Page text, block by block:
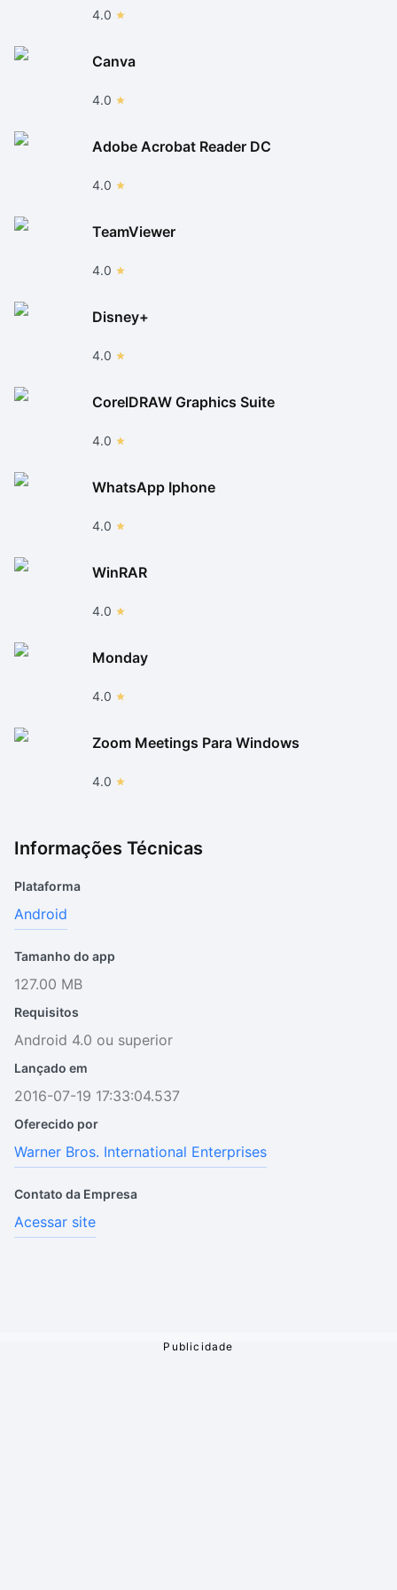
4.0
Canva
4.0
Adobe Acrobat Reader DC
4.0
TeamViewer
4.0
Disney+
4.0
CorelDRAW Graphics Suite
4.0
WhatsApp Iphone
4.0
WinRAR
4.0
Monday
4.0
Zoom Meetings Para Windows
4.0
Informações Técnicas
Plataforma
Android
Tamanho do app
127.00 MB
Requisitos
Android 4.0 ou superior
Lançado em
2016-07-19 17:33:04.537
Oferecido por
Warner Bros. International Enterprises
Contato da Empresa
Acessar site